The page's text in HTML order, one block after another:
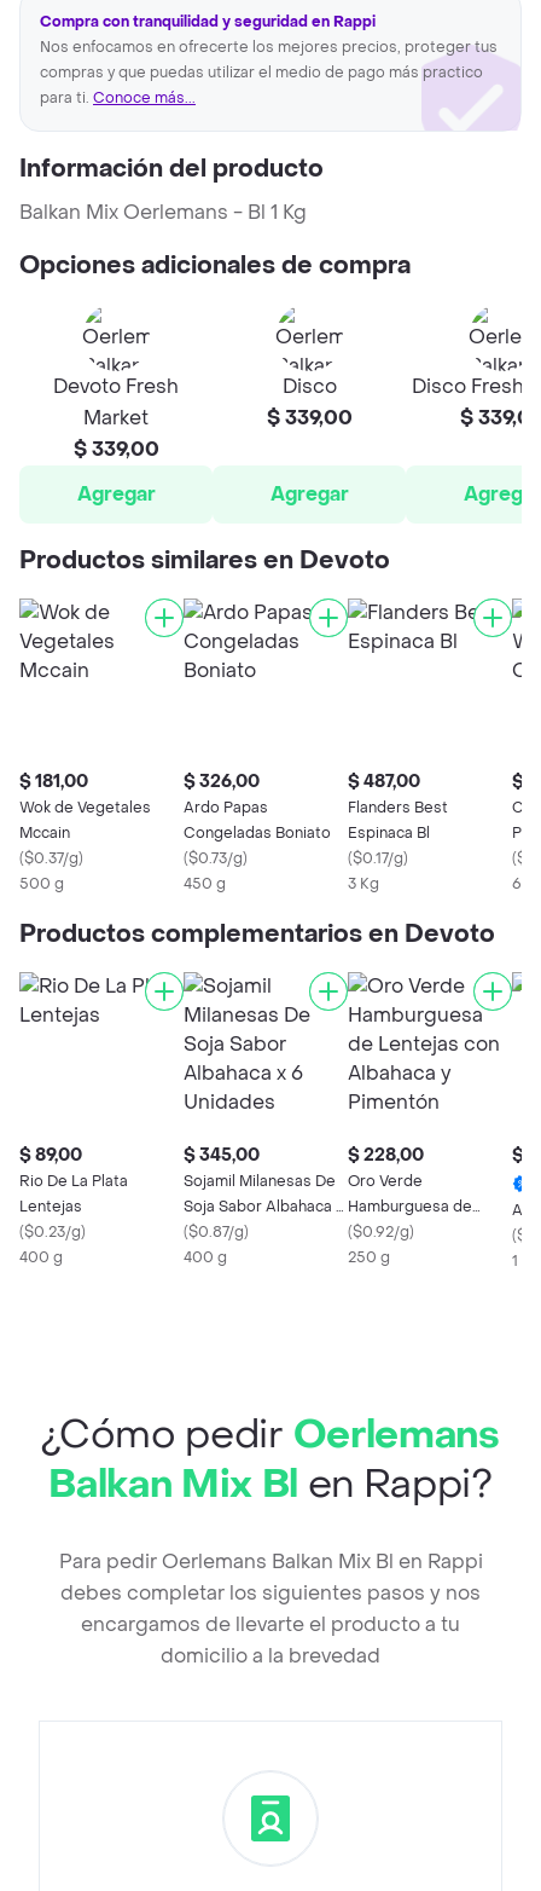
Compra con tranquilidad y seguridad en Rappi
Nos enfocamos en ofrecerte los mejores precios, proteger tus
compras y que puedas utilizar el medio de pago más practico
para ti. Conoce más...
Información del producto
Balkan Mix Oerlemans - Bl 1 Kg
Opciones adicionales de compra
Devoto Fresh
Market
$ 339,00
Agregar
Disco
$ 339,00
Agregar
Disco Fresh
$
Agregar
Productos similares en Devoto
$ 181,00
Wok de Vegetales
Mccain
($0.37/g)
500 g
$ 326,00
Ardo Papas
Congeladas Boniato
($0.73/g)
450 g
$ 487,00
Flanders Best
Espinaca Bl
($0.17/g)
3 Kg
$
(
Productos complementarios en Devoto
$ 89,00
Rio De La Plata
Lentejas
($0.23/g)
400 g
$ 345,00
Sojamil Milanesas De
Soja Sabor Albahaca x
6 Unidades
($0.87/g)
400 g
$ 228,00
Oro Verde
Hamburguesa de
Lentejas con Albahaca
y Pimentón
($0.92/g)
250 g
$
(
1 X
¿Cómo pedir Oerlemans
Balkan Mix Bl en Rappi?
Para pedir Oerlemans Balkan Mix Bl en Rappi
debes completar los siguientes pasos y nos
encargamos de llevarte el producto a tu
domicilio a la brevedad